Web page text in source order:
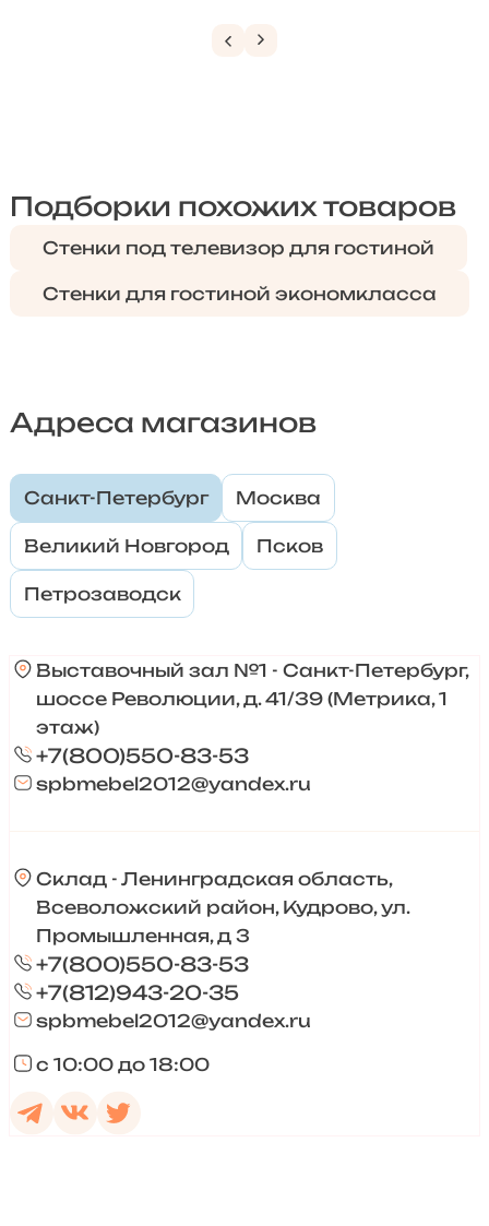
Подборки похожих товаров
Стенки под телевизор для гостиной
Стенки для гостиной экономкласса
Адреса магазинов
Санкт-Петербург Москва
Великий Новгород Псков
Петрозаводск
Выставочный зал №1 - Санкт-Петербург,
шоссе Революции, д. 41/39 (Метрика, 1
этаж)
+7(800)550-83-53
spbmebel2012@yandex.ru
Склад - Ленинградская область,
Всеволожский район, Кудрово, ул.
Промышленная, д 3
+7(800)550-83-53
+7(812)943-20-35
spbmebel2012@yandex.ru
с 10:00 до 18:00